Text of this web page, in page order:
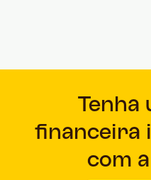
financeira
com